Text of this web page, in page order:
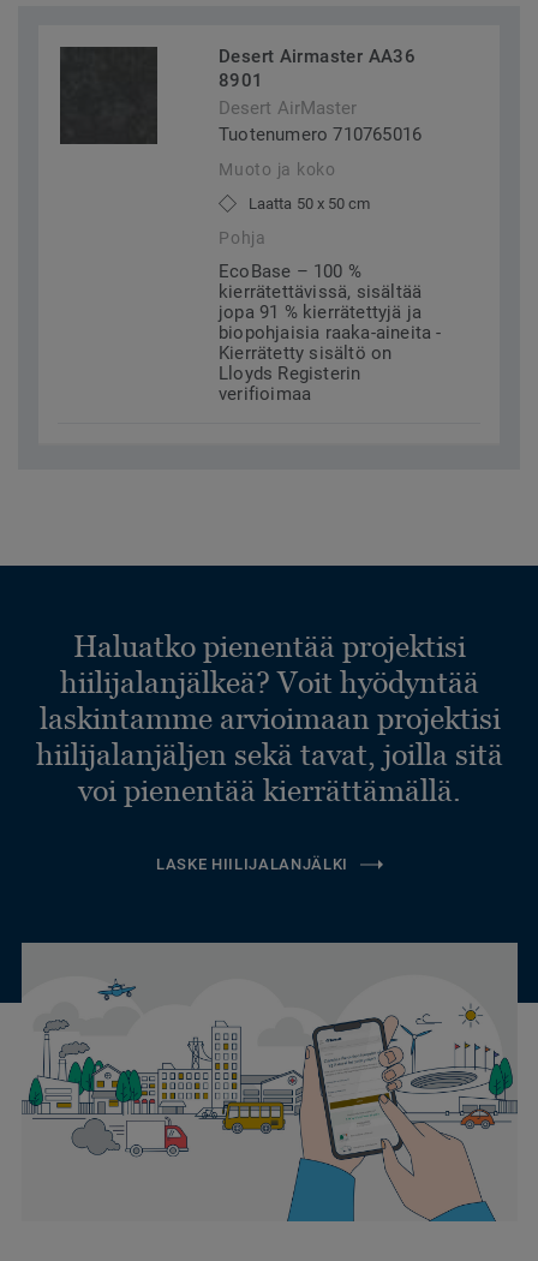
Desert Airmaster AA36
8901
Desert AirMaster
Tuotenumero 710765016
Muoto ja koko
Laatta 50 x 50 cm
Pohja
EcoBase – 100 %
kierrätettävissä, sisältää
jopa 91 % kierrätettyjä ja
biopohjaisia raaka-aineita -
Kierrätetty sisältö on
Lloyds Registerin
verifioimaa
Haluatko pienentää projektisi
hiilijalanjälkeä? Voit hyödyntää
laskintamme arvioimaan projektisi
hiilijalanjäljen sekä tavat, joilla sitä
voi pienentää kierrättämällä.
LASKE HIILIJALANJÄLKI